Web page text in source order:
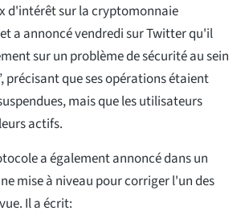
d'intérêt sur la cryptomonnaie
a annoncé vendredi sur Twitter qu'il
sur un problème de sécurité au sein
précisant que ses opérations étaient
mais que les utilisateurs
actifs.
a également annoncé dans un
mise à niveau pour corriger l'un des
Il a écrit: